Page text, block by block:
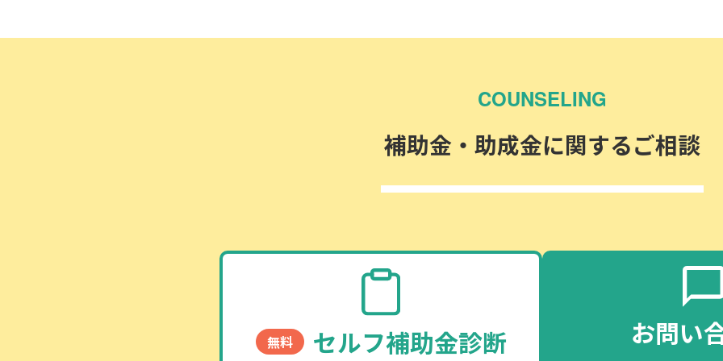
COUNSELING
補助金・助成金に関するご相談
無料 セルフ補助金診断 お問い